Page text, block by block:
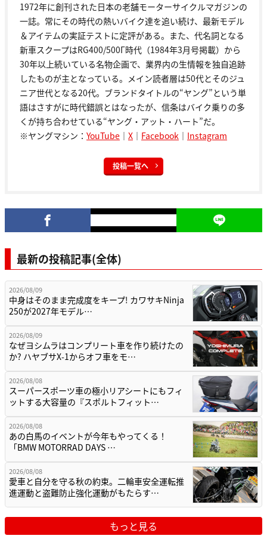
1972年に創刊された日本の老舗モーターサイクルマガジンの
一誌。常にその時代の熱いバイク達を追い続け、最新モデル
＆アイテムの実証テストに定評がある。また、代名詞となる
新車スクープはRG400/500Γ時代（1984年3月号掲載）から
30年以上続いている名物企画で、業界内の生情報を独自追跡
したものが主となっている。メイン読者層は50代とそのジュ
ニア世代となる20代。ブランドタイトルの“ヤング”という単
語はさすがに時代錯誤とはなったが、信条はバイク乗りの多
くが持ち合わせている“ヤング・アット・ハート”だ。
※ヤングマシン： YouTube ｜ X ｜ Facebook ｜ Instagram
投稿一覧へ
最新の投稿記事(全体)
2026/08/09
中身はそのまま完成度をキープ! カワサキNinja
250が2027年モデル…
2026/08/09
なぜヨシムラはコンプリート車を作り続けたの
か? ハヤブサX-1からオフ車をモ…
2026/08/08
スーパースポーツ車の極小リアシートにもフィ
ットする大容量の『スポルトフィット…
2026/08/08
あの白馬のイベントが今年もやってくる！
「BMW MOTORRAD DAYS …
2026/08/08
愛車と自分を守る秋の約束。二輪車安全運転推
進運動と盗難防止強化運動がもたらす…
もっと見る